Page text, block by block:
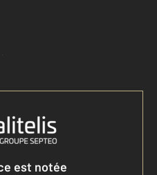
compte
est notée